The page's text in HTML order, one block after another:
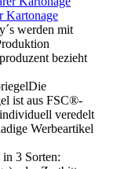
Kartonage
werden mit
bezieht
ist aus FSC®-
veredelt
Werbeartikel
3 Sorten: